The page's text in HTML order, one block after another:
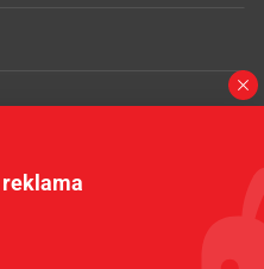
reklama